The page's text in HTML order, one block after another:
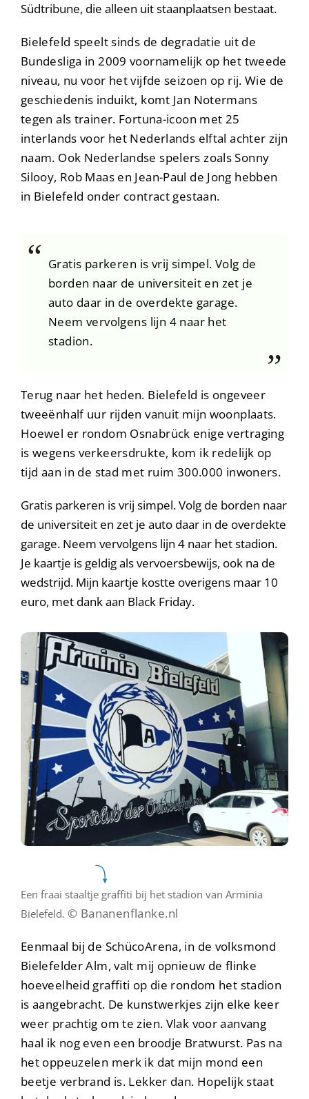
Südtribune, die alleen uit staanplaatsen bestaat.
Bielefeld speelt sinds de degradatie uit de
Bundesliga in 2009 voornamelijk op het tweede
niveau, nu voor het vijfde seizoen op rij. Wie de
geschiedenis induikt, komt Jan Notermans
tegen als trainer. Fortuna-icoon met 25
interlands voor het Nederlands elftal achter zijn
naam. Ook Nederlandse spelers zoals Sonny
Silooy, Rob Maas en Jean-Paul de Jong hebben
in Bielefeld onder contract gestaan.
Gratis parkeren is vrij simpel. Volg de
borden naar de universiteit en zet je
auto daar in de overdekte garage.
Neem vervolgens lijn 4 naar het
stadion.
Terug naar het heden. Bielefeld is ongeveer
tweeënhalf uur rijden vanuit mijn woonplaats.
Hoewel er rondom Osnabrück enige vertraging
is wegens verkeersdrukte, kom ik redelijk op
tijd aan in de stad met ruim 300.000 inwoners.
Gratis parkeren is vrij simpel. Volg de borden naar
de universiteit en zet je auto daar in de overdekte
garage. Neem vervolgens lijn 4 naar het stadion.
Je kaartje is geldig als vervoersbewijs, ook na de
wedstrijd. Mijn kaartje kostte overigens maar 10
euro, met dank aan Black Friday.
Een fraai staaltje graffiti bij het stadion van Arminia
Bielefeld. © Bananenflanke.nl
Eenmaal bij de SchücoArena, in de volksmond
Bielefelder Alm, valt mij opnieuw de flinke
hoeveelheid graffiti op die rondom het stadion
is aangebracht. De kunstwerkjes zijn elke keer
weer prachtig om te zien. Vlak voor aanvang
haal ik nog even een broodje Bratwurst. Pas na
het oppeuzelen merk ik dat mijn mond een
beetje verbrand is. Lekker dan. Hopelijk staat